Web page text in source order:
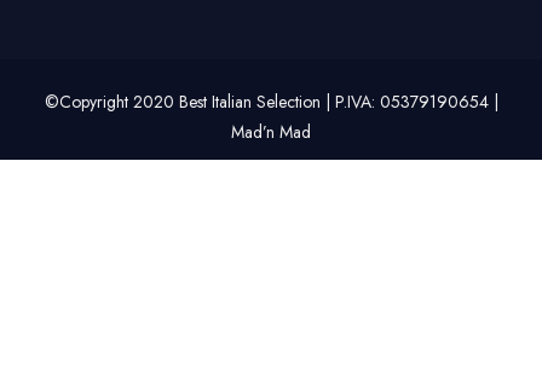
©Copyright 2020 Best Italian Selection | P.IVA: 05379190654 |
Mad’n Mad